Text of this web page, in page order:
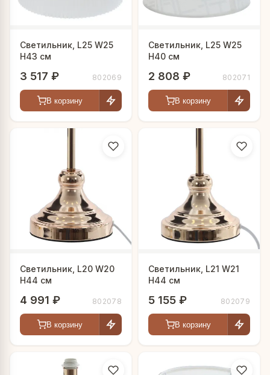
Светильник, L25 W25
H43 см
3 517 ₽ 802069
В корзину
Светильник, L25 W25
H40 см
2 808 ₽ 802071
В корзину
Светильник, L20 W20
H44 см
4 991 ₽ 802078
В корзину
Светильник, L21 W21
H44 см
5 155 ₽ 802079
В корзину